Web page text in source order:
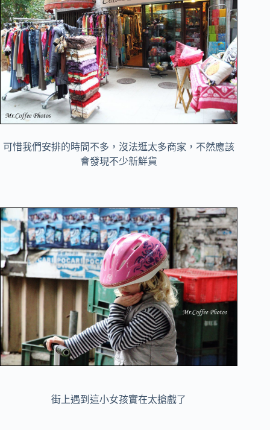
可惜我們安排的時間不多，沒法逛太多商家，不然應該
會發現不少新鮮貨
街上遇到這小女孩實在太搶戲了